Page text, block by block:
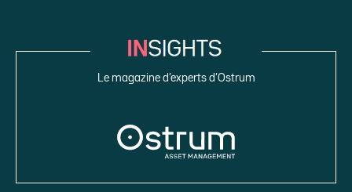
Le magazine d’experts d’Ostrum